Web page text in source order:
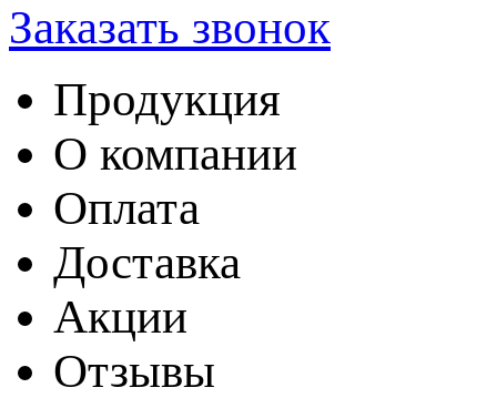
Заказать звонок
Продукция
О компании
Оплата
Доставка
Акции
Отзывы